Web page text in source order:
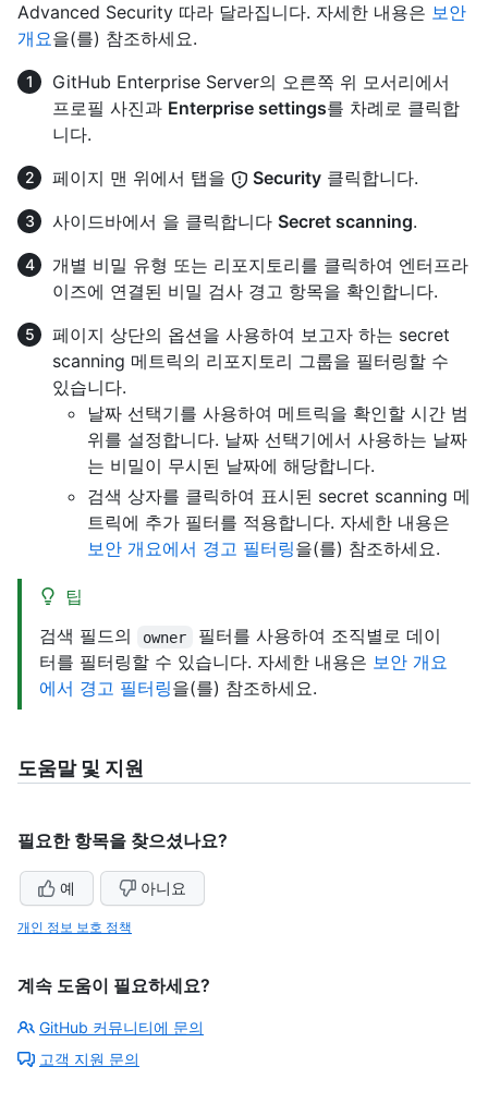
Advanced Security 따라 달라집니다. 자세한 내용은 보안
개요을(를) 참조하세요.
GitHub Enterprise Server의 오른쪽 위 모서리에서
프로필 사진과 Enterprise settings를 차례로 클릭합
니다.
페이지 맨 위에서 탭을
Security 클릭합니다.
사이드바에서 을 클릭합니다 Secret scanning.
개별 비밀 유형 또는 리포지토리를 클릭하여 엔터프라
이즈에 연결된 비밀 검사 경고 항목을 확인합니다.
페이지 상단의 옵션을 사용하여 보고자 하는 secret
scanning 메트릭의 리포지토리 그룹을 필터링할 수
있습니다.
날짜 선택기를 사용하여 메트릭을 확인할 시간 범
위를 설정합니다. 날짜 선택기에서 사용하는 날짜
는 비밀이 무시된 날짜에 해당합니다.
검색 상자를 클릭하여 표시된 secret scanning 메
트릭에 추가 필터를 적용합니다. 자세한 내용은
보안 개요에서 경고 필터링을(를) 참조하세요.
팁
검색 필드의
owner
필터를 사용하여 조직별로 데이
터를 필터링할 수 있습니다. 자세한 내용은 보안 개요
에서 경고 필터링을(를) 참조하세요.
도움말 및 지원
필요한 항목을 찾으셨나요?
예 아니요
개인 정보 보호 정책
계속 도움이 필요하세요?
GitHub 커뮤니티에 문의
고객 지원 문의